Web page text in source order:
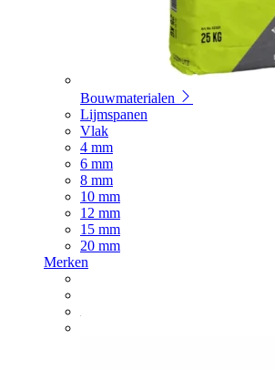
Bouwmaterialen
Lijmspanen
Vlak
4 mm
6 mm
8 mm
10 mm
12 mm
15 mm
20 mm
Merken